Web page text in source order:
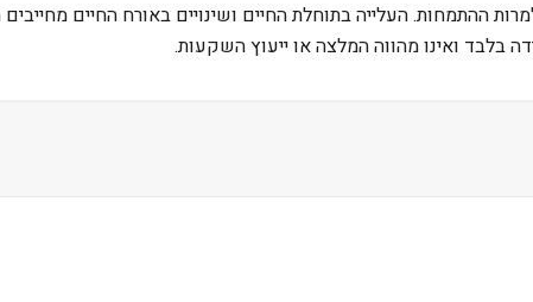
למרות ההתמחות. העלייה בתוחלת החיים ושינויים באורח החיים
בלבד ואינו מהווה המלצה או ייעוץ השקעות.